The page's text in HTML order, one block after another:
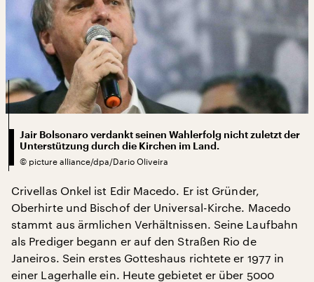
Jair Bolsonaro verdankt seinen Wahlerfolg nicht zuletzt der
Unterstützung durch die Kirchen im Land.
© picture alliance/dpa/Dario Oliveira
Crivellas Onkel ist Edir Macedo. Er ist Gründer,
Oberhirte und Bischof der Universal-Kirche. Macedo
stammt aus ärmlichen Verhältnissen. Seine Laufbahn
als Prediger begann er auf den Straßen Rio de
Janeiros. Sein erstes Gotteshaus richtete er 1977 in
einer Lagerhalle ein. Heute gebietet er über 5000